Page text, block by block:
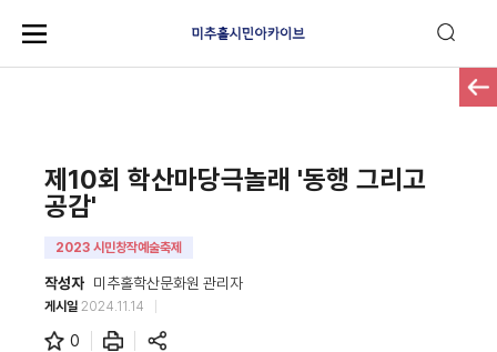
제10회 학산마당극놀래 '동행 그리고
공감'
2023 시민창작예술축제
작성자 미추홀학산문화원 관리자
게시일 2024.11.14
0